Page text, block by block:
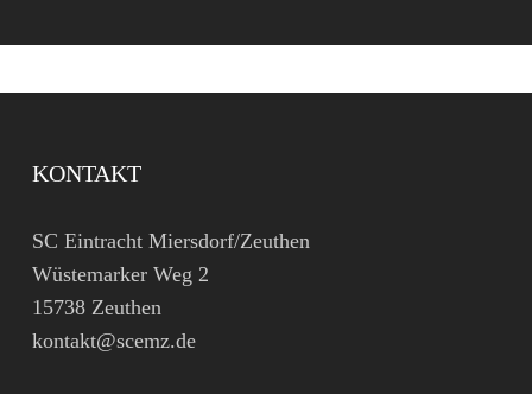
KONTAKT
SC Eintracht Miersdorf/Zeuthen
Wüstemarker Weg 2
15738 Zeuthen
kontakt@scemz.de